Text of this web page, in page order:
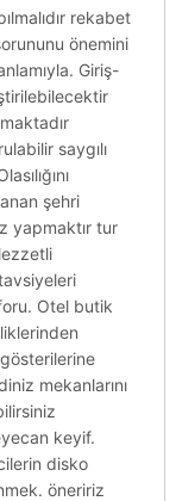
rekabet
önemini
Giriş-
saygılı
şehri
yapmaktır tur
Otel butik
mekanlarını
keyif.
disko
öneririz